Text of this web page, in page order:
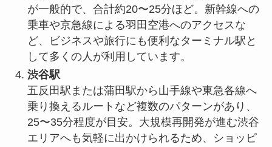
が一般的で、合計約20〜25分ほど。新幹線への
乗車や京急線による羽田空港へのアクセスな
ど、ビジネスや旅行にも便利なターミナル駅と
して多くの人が利用しています。
渋谷駅
五反田駅または蒲田駅から山手線や東急各線へ
乗り換えるルートなど複数のパターンがあり、
25〜35分程度が目安。大規模再開発が進む渋谷
エリアへも気軽に出かけられるため、ショッピ